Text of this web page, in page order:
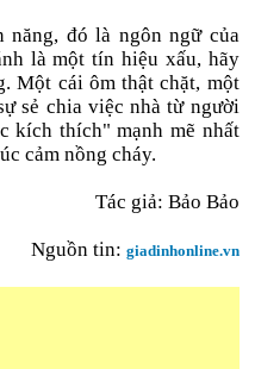
năng, đó là ngôn ngữ của
là một tín hiệu xấu, hãy
Một cái ôm thật chặt, một
sẻ chia việc nhà từ người
kích thích" mạnh mẽ nhất
cảm nồng cháy.
Tác giả: Bảo Bảo
Nguồn tin: giadinhonline.vn